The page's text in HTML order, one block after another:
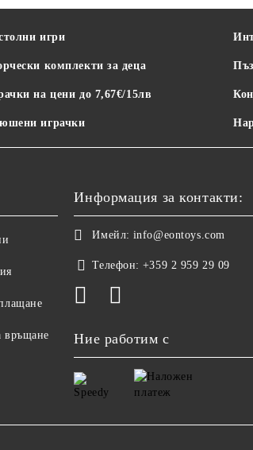
игри
комплекти за деца
на цени до 7,67€/15лв
играчки
връщане
Информация за контакти:
Имейл: info@eontoys.com
Телефон: +359 2 959 29 09
Ние работим с